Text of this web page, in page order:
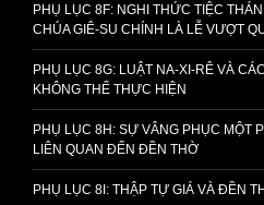
PHỤ LỤC 8F: NGHI THỨC TIỆC
CHÚA GIÊ-SU CHÍNH LÀ LỄ VƯỢT
PHỤ LỤC 8G: LUẬT NA-XI-RÊ VÀ
KHÔNG THỂ THỰC HIỆN
PHỤ LỤC 8H: SỰ VÂNG PHỤC MỘT
LIÊN QUAN ĐẾN ĐỀN THỜ
PHỤ LỤC 8I: THẬP TỰ GIÁ VÀ ĐỀN